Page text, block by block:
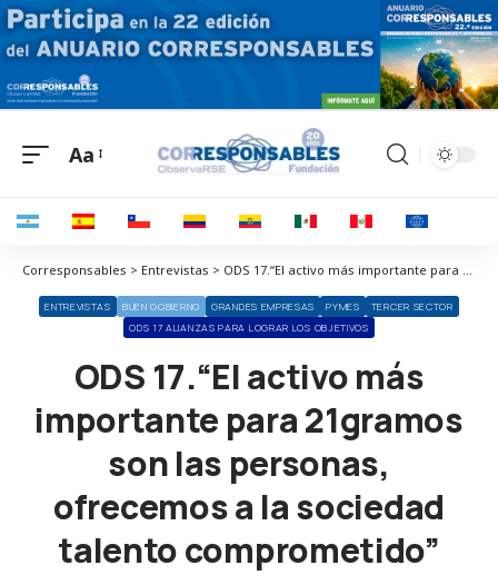
Aa
Corresponsables > Entrevistas > ODS 17.“El activo más importante para 21gramos son las personas, ofrecemos a la sociedad talento comprometido”
ENTREVISTAS BUEN GOBIERNO GRANDES EMPRESAS PYMES
TERCER SECTOR
ODS 17 ALIANZAS PARA LOGRAR LOS OBJETIVOS
ODS 17.“El activo más
importante para 21gramos
son las personas,
ofrecemos a la sociedad
talento comprometido”